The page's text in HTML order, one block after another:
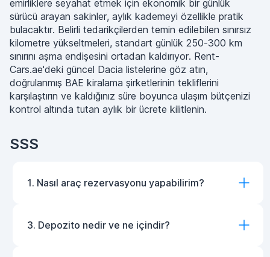
emirliklere seyahat etmek için ekonomik bir günlük
sürücü arayan sakinler, aylık kademeyi özellikle pratik
bulacaktır. Belirli tedarikçilerden temin edilebilen sınırsız
kilometre yükseltmeleri, standart günlük 250-300 km
sınırını aşma endişesini ortadan kaldırıyor. Rent-
Cars.ae'deki güncel Dacia listelerine göz atın,
doğrulanmış BAE kiralama şirketlerinin tekliflerini
karşılaştırın ve kaldığınız süre boyunca ulaşım bütçenizi
kontrol altında tutan aylık bir ücrete kilitlenin.
SSS
1. Nasıl araç rezervasyonu yapabilirim?
3. Depozito nedir ve ne içindir?